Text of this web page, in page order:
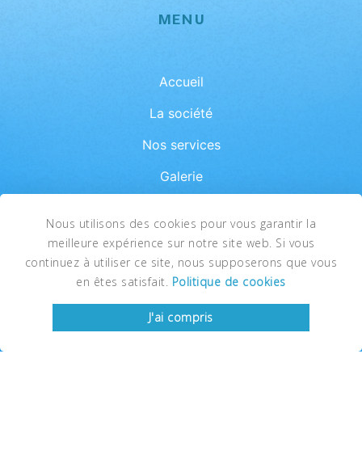
MENU
Accueil
La société
Nos services
Galerie
News
FAQ
Contact
Nous utilisons des cookies pour vous garantir la
meilleure expérience sur notre site web. Si vous
continuez à utiliser ce site, nous supposerons que vous
en êtes satisfait. Politique de cookies
J'ai compris